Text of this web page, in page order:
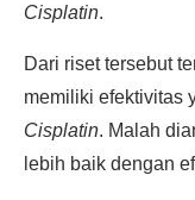
Cisplatin.
Dari riset tersebut
memiliki efektivitas
Cisplatin. Malah
lebih baik dengan